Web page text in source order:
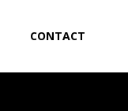
CONTACT